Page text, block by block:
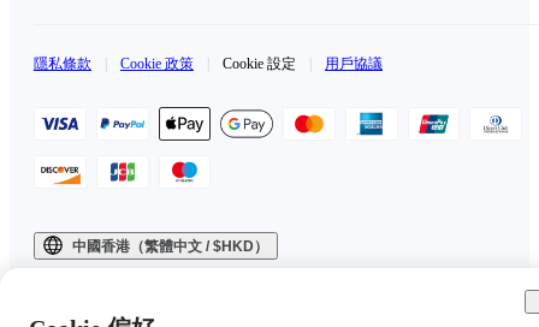
隱私條款 Cookie 政策 Cookie 設定 用戶協議
中國香港（繁體中文 / $HKD）